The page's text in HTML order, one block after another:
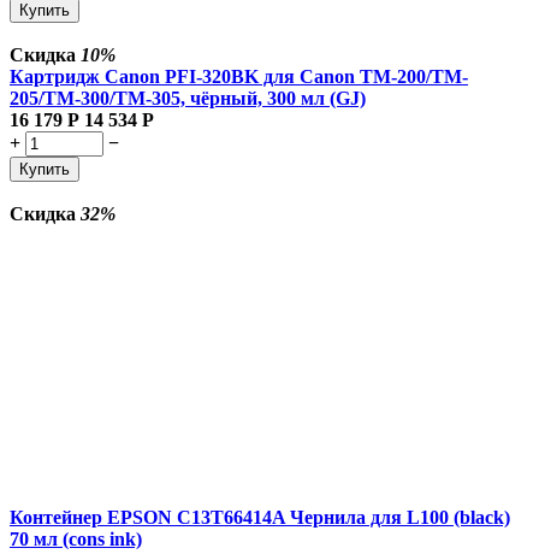
Купить
Скидка 10%
Картридж Canon PFI-320BK для Canon TM-200/TM-
205/TM-300/TM-305, чёрный, 300 мл (GJ)
16 179 Р 14 534 Р
+
−
Купить
Скидка 32%
Контейнер EPSON C13T66414A Чернила для L100 (black)
70 мл (cons ink)